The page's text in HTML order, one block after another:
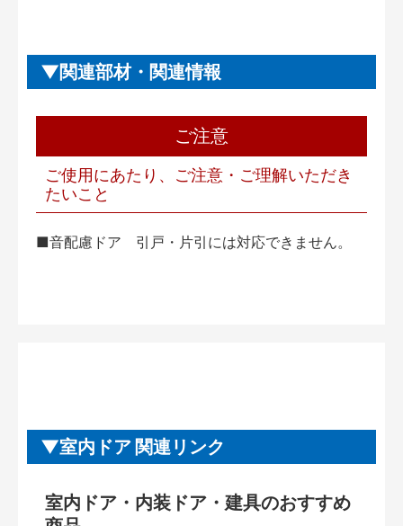
関連部材・関連情報
ご注意
ご使用にあたり、ご注意・ご理解いただき
たいこと
■音配慮ドア 引戸・片引には対応できません。
室内ドア 関連リンク
室内ドア・内装ドア・建具のおすすめ